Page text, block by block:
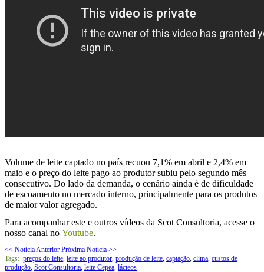
Volume de leite captado no país recuou 7,1% em abril e 2,4% em
maio e o preço do leite pago ao produtor subiu pelo segundo mês
consecutivo. Do lado da demanda, o cenário ainda é de dificuldade
de escoamento no mercado interno, principalmente para os produtos
de maior valor agregado.
Para acompanhar este e outros vídeos da Scot Consultoria, acesse o
nosso canal no Youtube.
<< Notícia Anterior Próxima Notícia >>
Tags: preços do leite, leite ao produtor, produção de leite, captação, clima, custos de
produção, Scot Consultoria, leite Cepea, lácteos